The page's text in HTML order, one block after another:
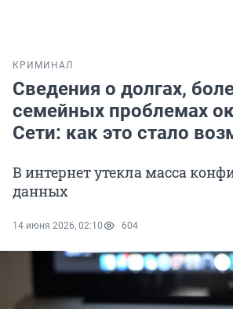
КРИМИНАЛ
Сведения о долгах,
семейных проблемах
Сети: как это стало
В интернет утекла масса
данных
14 июня 2026, 02:10 604